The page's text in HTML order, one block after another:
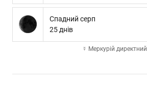
Спадний серп
25 днів
☿ Меркурій директний